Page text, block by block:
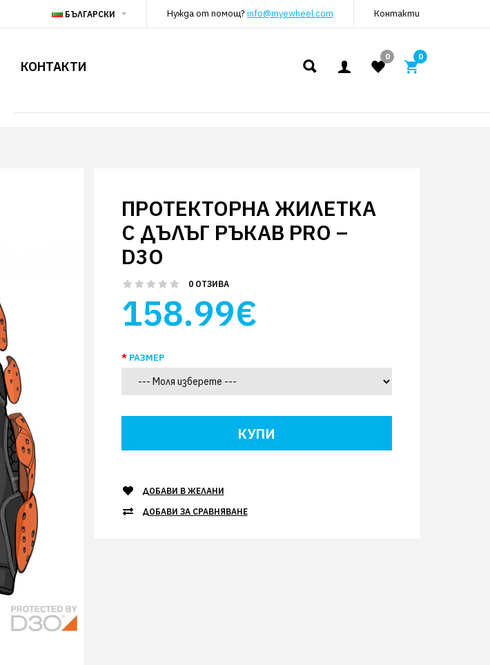
БЪЛГАРСКИ Нужда от помощ?info@myewheel.com Контакти
КОНТАКТИ
0 0
ПРОТЕКТОРНА ЖИЛЕТКА
С ДЪЛЪГ РЪКАВ PRO –
D3O
0 ОТЗИВА
158.99€
РАЗМЕР
ДОБАВИ В ЖЕЛАНИ
ДОБАВИ ЗА СРАВНЯВАНЕ